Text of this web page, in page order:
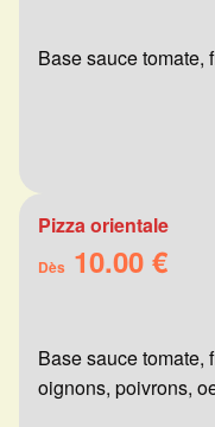
Base sauce tomate,
Pizza orientale
Dès 10.00 €
Base sauce tomate,
oignons, poivrons,